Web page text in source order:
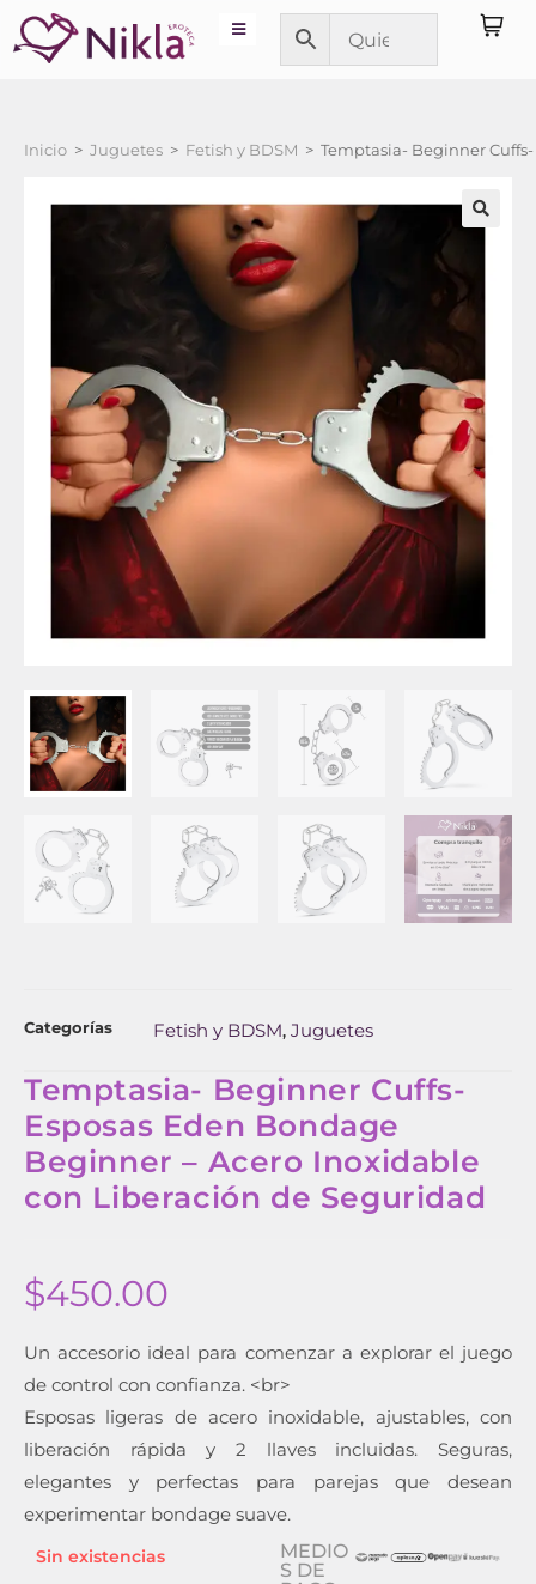
Inicio > Juguetes > Fetish y BDSM > Temptasia- Beginner
Categorías Fetish y BDSM, Juguetes
Temptasia- Beginner Cuffs-
Esposas Eden Bondage
Beginner – Acero Inoxidable
con Liberación de Seguridad
$450.00
Un accesorio ideal para comenzar a explorar el juego
de control con confianza. <br>
Esposas ligeras de acero inoxidable, ajustables, con
liberación rápida y 2 llaves incluidas. Seguras,
elegantes y perfectas para parejas que desean
experimentar bondage suave.
Sin existencias
MEDIO
S DE